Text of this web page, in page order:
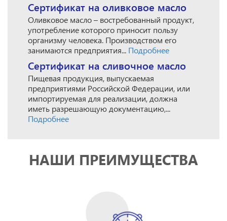
Сертификат на оливковое масло
Оливковое масло – востребованный продукт,
употребление которого приносит пользу
организму человека. Производством его
занимаются предприятия... Подробнее
Сертификат на сливочное масло
Пищевая продукция, выпускаемая
предприятиями Российской Федерации, или
импортируемая для реализации, должна
иметь разрешающую документацию,...
Подробнее
НАШИ ПРЕИМУЩЕСТВА